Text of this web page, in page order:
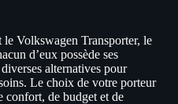
Volkswagen Transporter, le
d’eux possède ses
alternatives pour
Le choix de votre porteur
confort, de budget et de